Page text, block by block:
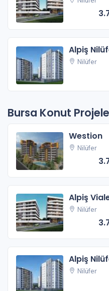
Alpiş
Nilüfer
Bursa Konut
Westion
Nilüfer
Alpiş
Nilüfer
Alpiş
Nilüfer